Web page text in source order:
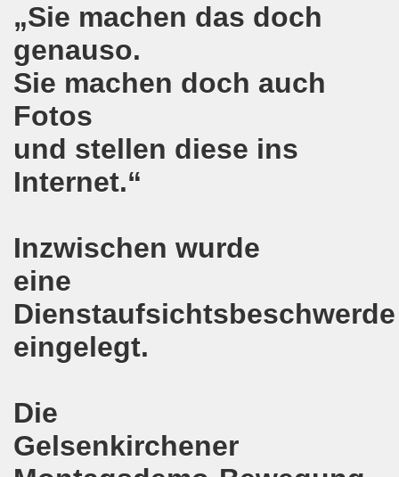
„Sie machen das doch
genauso.
Sie machen doch auch
Fotos
und stellen diese ins
Internet.“
Inzwischen wurde
eine
Dienstaufsichtsbeschwerde
eingelegt.
Die
Gelsenkirchener
Bewegung am 13.08.2018 hält weiterhin wie bisher
Bewegung am 06.08.2018 unter dem Motto:
Gelsenkirchener Montagsdemo-Bewegung am
ist mit den streikenden Kolleginnen und mit
und wirklich sehr kreativ: Eine junge Frau ergreift
am 07.07.2018 aktiver Part bei der Düsseldorfer
am 18.06.2018 als Warm-Up für die NRW-
ergreift Initiative zur Protestdemonstration am